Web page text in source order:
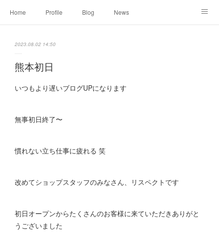
Home Profile Blog News
2023.08.02 14:50
熊本初日
いつもより遅いブログUPになります
無事初日終了〜
慣れない立ち仕事に疲れる 笑
改めてショップスタッフのみなさん、リスペクトです
初日オープンからたくさんのお客様に来ていただきありがと
うございました